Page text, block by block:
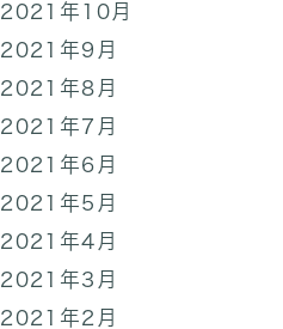
2021年10月
2021年9月
2021年8月
2021年7月
2021年6月
2021年5月
2021年4月
2021年3月
2021年2月